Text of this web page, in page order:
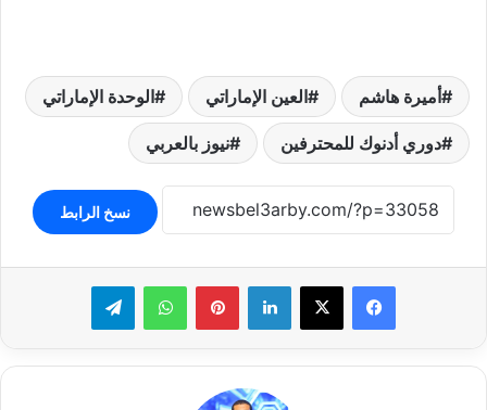
أميرة هاشم العين الإماراتي الوحدة الإماراتي
دوري أدنوك للمحترفين نيوز بالعربي
نسخ الرابط
لينكدإن بينتيريستواتساب تيلقرام